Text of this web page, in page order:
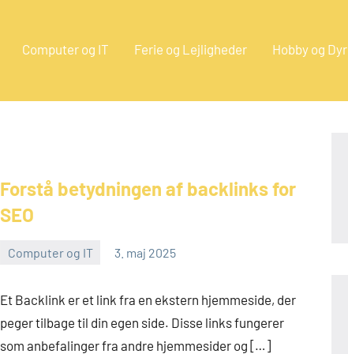
Computer og IT Ferie og Lejligheder Hobby og Dyr
Forstå betydningen af backlinks for
SEO
Computer og IT 3. maj 2025
Et Backlink er et link fra en ekstern hjemmeside, der
peger tilbage til din egen side. Disse links fungerer
som anbefalinger fra andre hjemmesider og […]